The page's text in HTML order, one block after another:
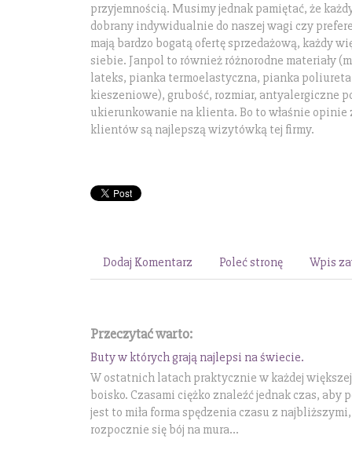
przyjemnością. Musimy jednak pamiętać, że
dobrany indywidualnie do naszej wagi czy
mają bardzo bogatą ofertę sprzedażową, każdy
siebie. Janpol to również różnorodne materiały
lateks, pianka termoelastyczna, pianka
kieszeniowe), grubość, rozmiar, antyalergiczne
ukierunkowanie na klienta. Bo to właśnie opinie
klientów są najlepszą wizytówką tej firmy.
Dodaj Komentarz Poleć stronę Wpis
Przeczytać warto:
Buty w których grają najlepsi na świecie.
W ostatnich latach praktycznie w każdej
boisko. Czasami ciężko znaleźć jednak czas,
jest to miła forma spędzenia czasu z
rozpocznie się bój na mura...